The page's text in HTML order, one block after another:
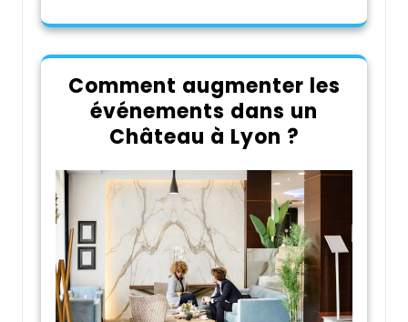
Comment augmenter les
événements dans un
Château à Lyon ?